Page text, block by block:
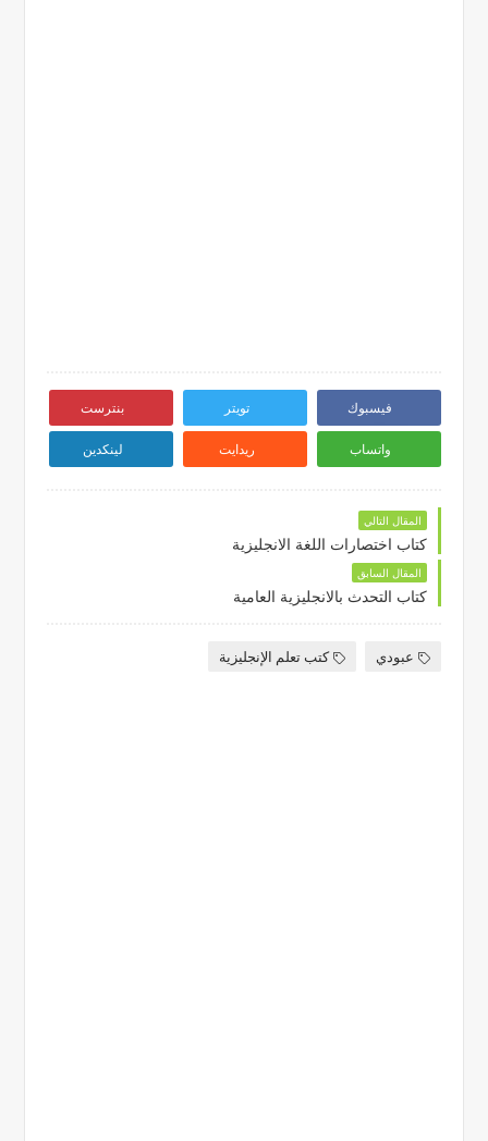
فيسبوك تويتر بنترست
واتساب ريدايت لينكدين
المقال التالي
كتاب اختصارات اللغة الانجليزية
المقال السابق
كتاب التحدث بالانجليزية العامية
عبودي كتب تعلم الإنجليزية